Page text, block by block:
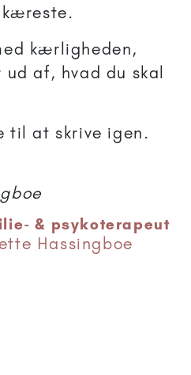
kærligheden,
af, hvad du skal
til at skrive igen.
& psykoterapeut
Hassingboe